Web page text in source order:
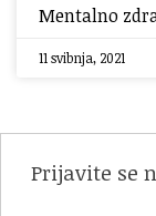
Mentalno
11 svibnja, 2021
Prijavite se